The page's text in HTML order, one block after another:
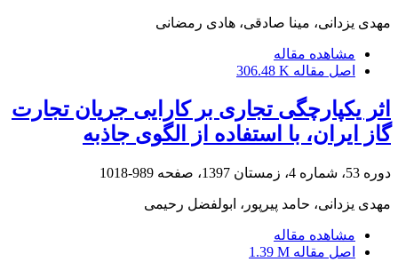
مهدی یزدانی، مینا صادقی، هادی رمضانی
مشاهده مقاله
اصل مقاله 306.48 K
اثر یکپارچگی تجاری بر کارایی جریان تجارت
گاز ایران، با استفاده از الگوی جاذبه
دوره 53، شماره 4، زمستان 1397، صفحه 989-1018
مهدی یزدانی، حامد پیرپور، ابولفضل رحیمی
مشاهده مقاله
اصل مقاله 1.39 M